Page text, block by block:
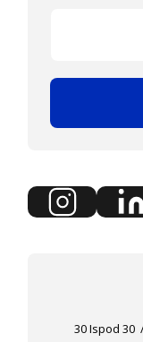
30 Ispod 30